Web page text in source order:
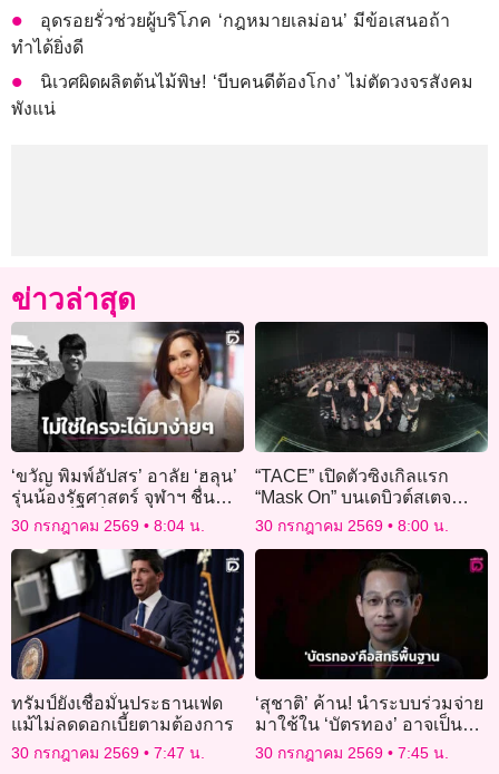
อุดรอยรั่วช่วยผู้บริโภค ‘กฎหมายเลม่อน’ มีข้อเสนอถ้า
ทำได้ยิ่งดี
นิเวศผิดผลิตต้นไม้พิษ! ‘บีบคนดีต้องโกง’ ไม่ตัดวงจรสังคม
พังแน่
ข่าวล่าสุด
‘ขวัญ พิมพ์อัปสร’ อาลัย ‘ฮลุน’
รุ่นน้องรัฐศาสตร์ จุฬาฯ ชื่นชม
สู้ชีวิต เป็นเด็กทุนที่เก่งมากๆ
30 กรกฎาคม 2569 8:04 น.
“TACE” เปิดตัวซิงเกิลแรก
“Mask On” บนเดบิวต์สเตจ
เสิร์ฟเพอร์ฟอร์แมนซ์สะกดทุก
สายตา
30 กรกฎาคม 2569 8:00 น.
ทรัมป์ยังเชื่อมั่นประธานเฟด
แม้ไม่ลดดอกเบี้ยตามต้องการ
30 กรกฎาคม 2569 7:47 น.
‘สุชาติ’ ค้าน! นำระบบร่วมจ่าย
มาใช้ใน ‘บัตรทอง’ อาจเป็น
อุปสรรคต่อคนจน
30 กรกฎาคม 2569 7:45 น.